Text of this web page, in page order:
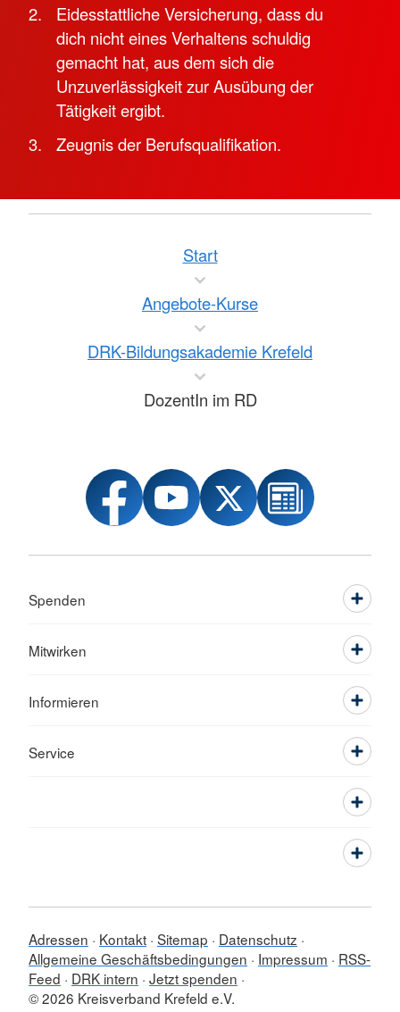
Eidesstattliche Versicherung, dass du
dich nicht eines Verhaltens schuldig
gemacht hat, aus dem sich die
Unzuverlässigkeit zur Ausübung der
Tätigkeit ergibt.
Zeugnis der Berufsqualifikation.
Start
Angebote-Kurse
DRK-Bildungsakademie Krefeld
DozentIn im RD
Spenden
Mitwirken
Informieren
Service
Adressen Kontakt Sitemap
Datenschutz
Allgemeine Geschäftsbedingungen
Impressum
RSS-
Feed
DRK intern Jetzt spenden
© 2026 Kreisverband Krefeld e.V.